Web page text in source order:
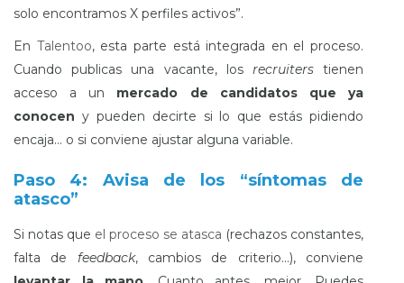
solo encontramos X perfiles activos”.
En Talentoo, esta parte está integrada en el proceso.
Cuando publicas una vacante, los recruiterstienen
acceso a un mercado de candidatos que ya
conocen y pueden decirte si lo que estás pidiendo
encaja… o si conviene ajustar alguna variable.
Paso 4: Avisa de los “síntomas de
atasco”
Si notas que el proceso se atasca (rechazos constantes,
falta de feedback, cambios de criterio…), conviene